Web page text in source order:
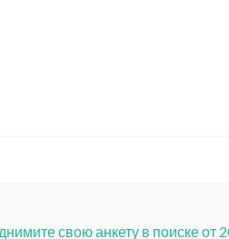
свою анкету в поиске от